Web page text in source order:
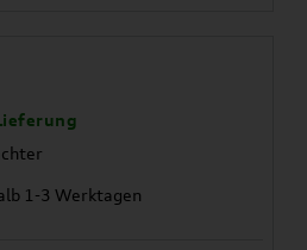
1-3 Werktagen